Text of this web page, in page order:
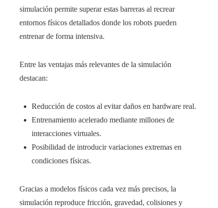
simulación permite superar estas barreras al recrear
entornos físicos detallados donde los robots pueden
entrenar de forma intensiva.
Entre las ventajas más relevantes de la simulación
destacan:
Reducción de costos al evitar daños en hardware real.
Entrenamiento acelerado mediante millones de
interacciones virtuales.
Posibilidad de introducir variaciones extremas en
condiciones físicas.
Gracias a modelos físicos cada vez más precisos, la
simulación reproduce fricción, gravedad, colisiones y